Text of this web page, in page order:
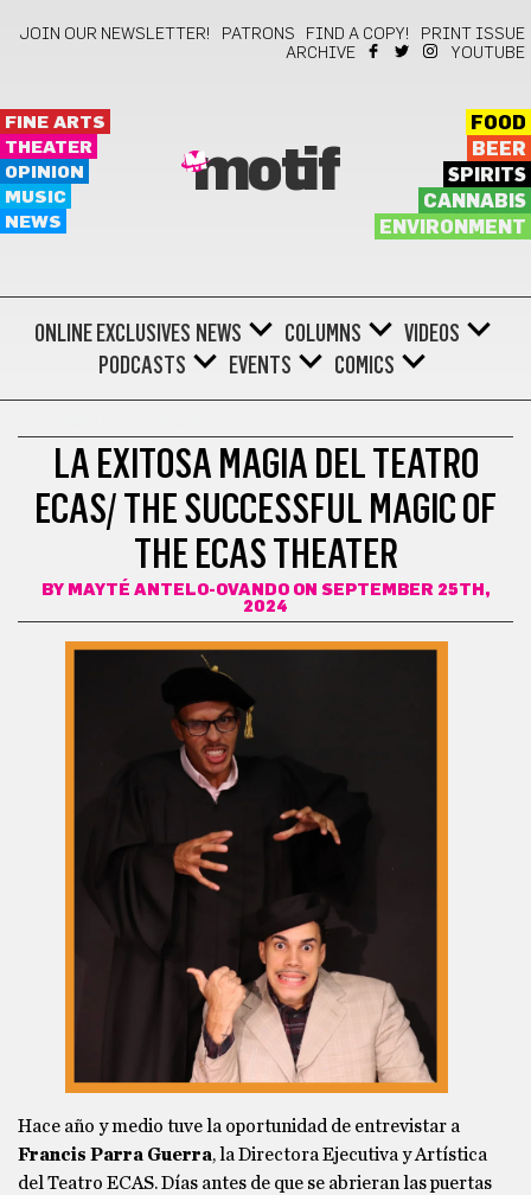
JOIN OUR NEWSLETTER! PATRONS FIND A COPY!
PRINT ISSUE
ARCHIVE
YOUTUBE
FINE ARTS
THEATER
OPINION
MUSIC
NEWS
motif
FOOD
BEER
SPIRITS
CANNABIS
ENVIRONMENT
ONLINE EXCLUSIVES NEWS COLUMNS
VIDEOS
PODCASTS
EVENTS COMICS
LA EXITOSA MAGIA DEL TEATRO
ECAS/ THE SUCCESSFUL MAGIC OF
THE ECAS THEATER
BY MAYTÉ ANTELO-OVANDOON SEPTEMBER 25TH,
2024
Hace año y medio tuve la oportunidad de entrevistar a
Francis Parra Guerra, la Directora Ejecutiva y Artística
del Teatro ECAS. Días antes de que se abrieran las puertas